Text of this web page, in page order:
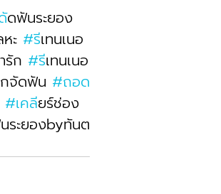
ัดฟันระยอง
ะ #รีเทนเนอ
รัก #รีเทนเนอ
็กจัดฟัน #ถอด
#เคลียร์ช่อง
ระยองbyทันต